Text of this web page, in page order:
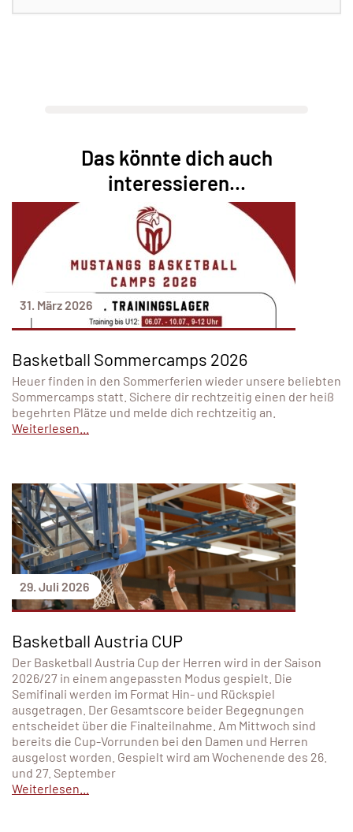
Das könnte dich auch
interessieren...
31. März 2026
Basketball Sommercamps 2026
Heuer finden in den Sommerferien wieder unsere beliebten
Sommercamps statt. Sichere dir rechtzeitig einen der heiß
begehrten Plätze und melde dich rechtzeitig an.
Weiterlesen...
29. Juli 2026
Basketball Austria CUP
Der Basketball Austria Cup der Herren wird in der Saison
2026/27 in einem angepassten Modus gespielt. Die
Semifinali werden im Format Hin- und Rückspiel
ausgetragen. Der Gesamtscore beider Begegnungen
entscheidet über die Finalteilnahme. Am Mittwoch sind
bereits die Cup-Vorrunden bei den Damen und Herren
ausgelost worden. Gespielt wird am Wochenende des 26.
und 27. September
Weiterlesen...